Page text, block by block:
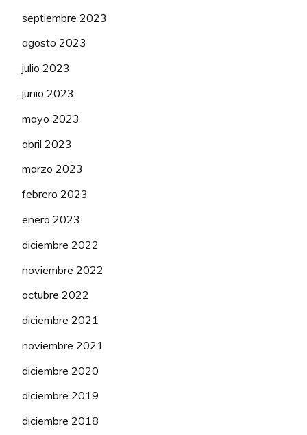
septiembre 2023
agosto 2023
julio 2023
junio 2023
mayo 2023
abril 2023
marzo 2023
febrero 2023
enero 2023
diciembre 2022
noviembre 2022
octubre 2022
diciembre 2021
noviembre 2021
diciembre 2020
diciembre 2019
diciembre 2018